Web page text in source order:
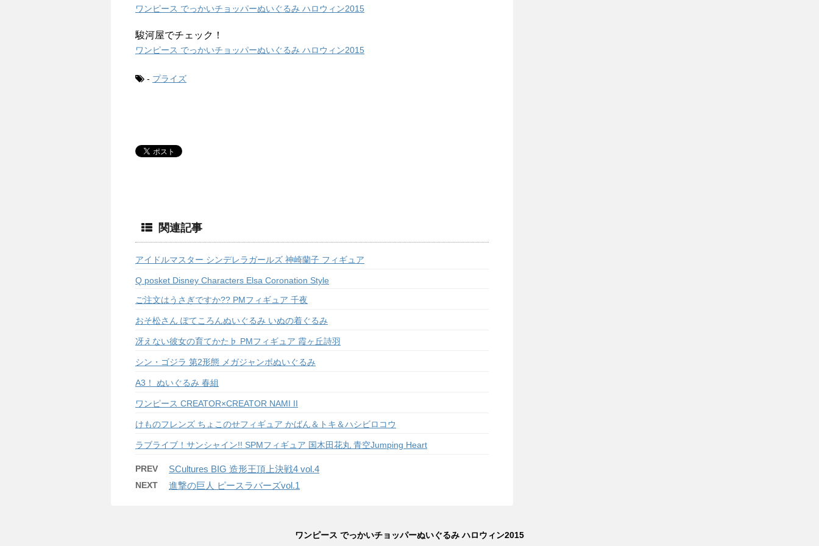
ワンピース でっかいチョッパーぬいぐるみ ハロウィン2015
駿河屋でチェック！
ワンピース でっかいチョッパーぬいぐるみ ハロウィン2015
- プライズ
関連記事
アイドルマスター シンデレラガールズ 神崎蘭子 フィギュア
Q posket Disney Characters Elsa Coronation Style
ご注文はうさぎですか?? PMフィギュア 千夜
おそ松さん ぽてころんぬいぐるみ いぬの着ぐるみ
冴えない彼女の育てかた♭ PMフィギュア 霞ヶ丘詩羽
シン・ゴジラ 第2形態 メガジャンボぬいぐるみ
A3！ ぬいぐるみ 春組
ワンピース CREATOR×CREATOR NAMI II
けものフレンズ ちょこのせフィギュア かばん＆トキ＆ハシビロコウ
ラブライブ！サンシャイン!! SPMフィギュア 国木田花丸 青空Jumping Heart
PREV SCultures BIG 造形王頂上決戦4 vol.4
NEXT 進撃の巨人 ピースラバーズvol.1
ワンピース でっかいチョッパーぬいぐるみ ハロウィン2015